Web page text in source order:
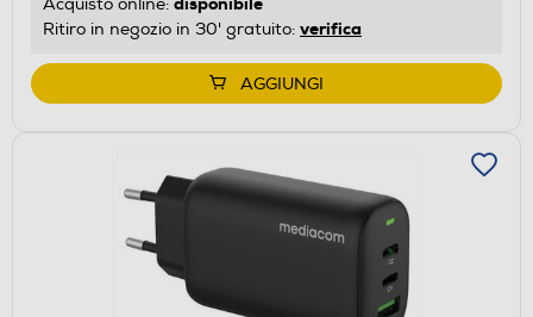
Ritiro in negozio in 30' gratuito: verifica
AGGIUNGI